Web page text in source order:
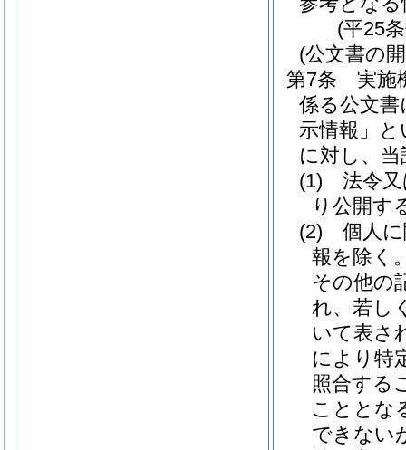
(平25
(公文書の
第7条
実施
係る公文書
示情報」と
に対し、
(1)
法令
り公開す
(2)
個人
報を除く
その他の
れ、若し
いて表さ
により特
照合する
こととな
できない